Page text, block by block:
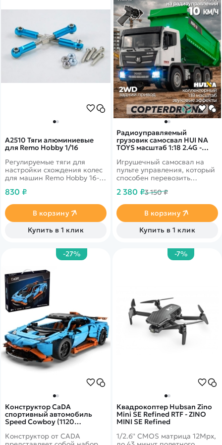
A2510 Тяги алюминиевые
для Remo Hobby 1/16
Регулируемые тяги для
настройки схождения колес
для машин Remo Hobby 16-го
830 ₽
В корзину
Купить в 1 клик
Радиоуправляемый
грузовик самосвал HUI NA
TOYS масштаб 1:18 2.4G -
Игрушечный самосвал на
пульте управления, который
способен перевозить
грузов. Можно играть на
управления до 50 метров
2 380 ₽3 150 ₽
В корзину
Купить в 1 клик
-27%
Конструктор CaDA
спортивный автомобиль
Speed Cowboy (1120
Конструктор от CADA
-7%
Квадрокоптер Hubsan Zino
Mini SE Refined RTF - ZINO
MINI SE Refined
1/2.6'' CMOS матрица 12Mpx,